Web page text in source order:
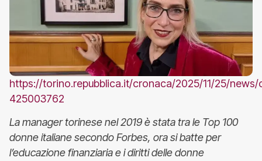
https://torino.repubblica.it/cronaca/2025/11/25/
425003762
La manager torinese nel 2019 è stata tra le Top 100
donne italiane secondo Forbes, ora si batte per
l’educazione finanziaria e i diritti delle donne